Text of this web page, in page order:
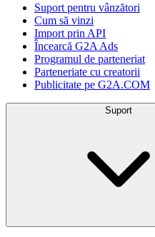
Suport pentru vânzători
Cum să vinzi
Import prin API
Încearcă G2A Ads
Programul de parteneriat
Parteneriate cu creatorii
Publicitate pe G2A.COM
Suport